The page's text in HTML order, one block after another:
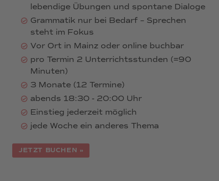
lebendige Übungen und spontane Dialoge
Grammatik nur bei Bedarf – Sprechen
steht im Fokus
Vor Ort in Mainz oder online buchbar
pro Termin 2 Unterrichtsstunden (=90
Minuten)
3 Monate (12 Termine)
abends 18:30 - 20:00 Uhr
Einstieg jederzeit möglich
jede Woche ein anderes Thema
JETZT BUCHEN »